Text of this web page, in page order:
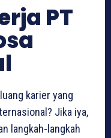
PT
karier yang
Jika iya,
langkah-langkah